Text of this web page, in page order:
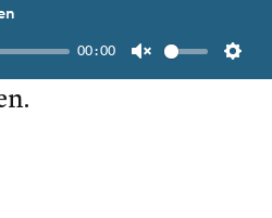
00:00
Unmute
dringend
an Außen-